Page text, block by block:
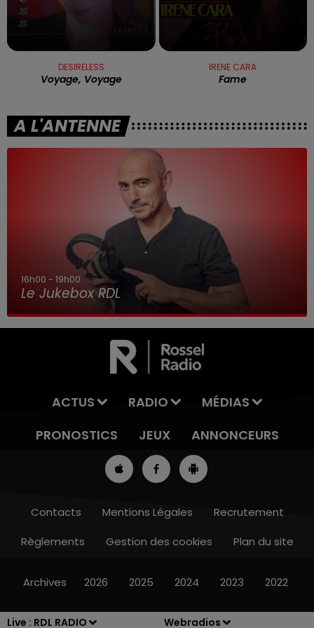
Live : RDL RADIO Webradios
13h00 - 16h00
DESIRELESS
Voyage, Voyage
IRENE CARA
Fame
A L'ANTENNE
16h00 - 19h00
Le Jukebox RDL
ACTUS RADIO
MÉDIAS
PRONOSTICS
JEUX ANNONCEURS
Contacts Mentions Légales
Recrutement
Règlements
Gestion des cookies Plan du site
Archives 2026 2025 2024 2023 2022